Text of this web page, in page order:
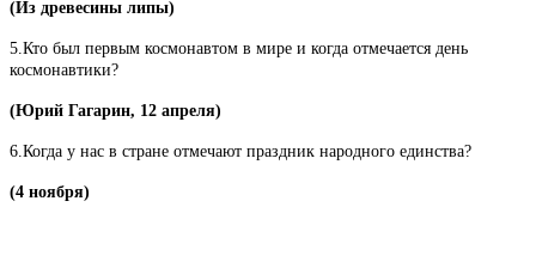
(Из древесины липы)
5.Кто был первым космонавтом в мире и когда отмечается день
космонавтики?
(Юрий Гагарин, 12 апреля)
6.Когда у нас в стране отмечают праздник народного единства?
(4 ноября)